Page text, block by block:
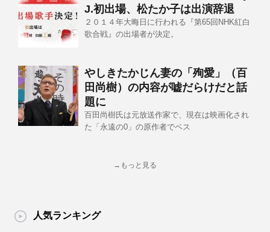
J.初出場、松たか子は出演辞退
２０１４年大晦日に行われる『第65回NHK紅白
歌合戦』の出場者が決定。
やしきたかじん妻の「殉愛」（百
田尚樹）の内容が嘘だらけだと話
題に
百田尚樹氏は元放送作家で、現在は映画化され
た「永遠の0」の原作者でベス
→もっと見る
人気ランキング